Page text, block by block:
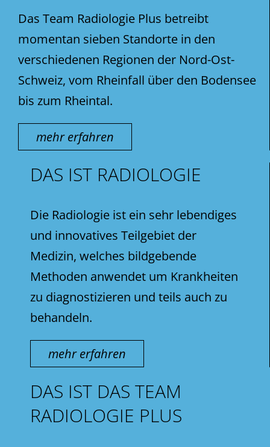
Das Team Radiologie Plus betreibt
momentan sieben Standorte in den
verschiedenen Regionen der Nord-Ost-
Schweiz, vom Rheinfall über den Bodensee
bis zum Rheintal.
mehr erfahren
DAS IST RADIOLOGIE
Die Radiologie ist ein sehr lebendiges
und innovatives Teilgebiet der
Medizin, welches bildgebende
Methoden anwendet um Krankheiten
zu diagnostizieren und teils auch zu
behandeln.
mehr erfahren
DAS IST DAS TEAM
RADIOLOGIE PLUS